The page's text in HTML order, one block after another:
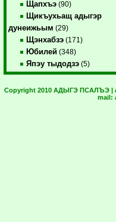
Щапхъэ (90)
Щикъухьащ адыгэр
дунеижьым (29)
Щэнхабзэ (171)
Юбилей (348)
Япэу тыдодзэ (5)
Copyright 2010 АДЫГЭ ПСАЛЪЭ |
mail: